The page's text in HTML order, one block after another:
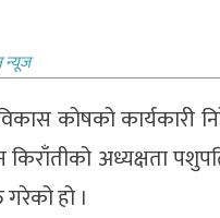
न्यूज
कोषको कार्यकारी
किराँतीको अध्यक्षता
हो ।